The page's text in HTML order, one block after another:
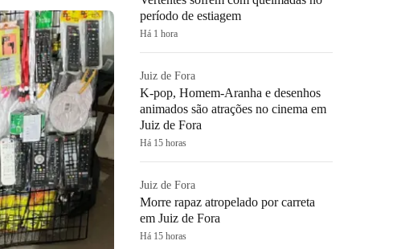
período de estiagem
Há 1 hora
Juiz de Fora
K-pop, Homem-Aranha e desenhos
animados são atrações no cinema em
Juiz de Fora
Há 15 horas
Juiz de Fora
Morre rapaz atropelado por carreta
em Juiz de Fora
Há 15 horas